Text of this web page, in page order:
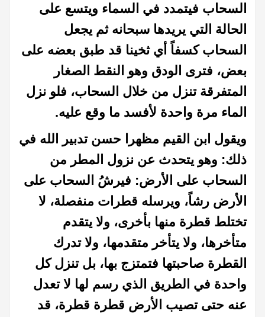
السحاب فيتمدد في السماء ويتسع على
الحالة التي يريدها سبحانه ثم يجعل
السحاب كسفاً أي ثخينا قد طبق بعضه على
بعض، فترى الودق وهو النقط الصغار
المتفرقة تنزل من خلال السحاب، فلو نزل
الماء مرة واحدة لأفسد ما وقع عليه.
ويقول ابن القيم مظهرا حسن تدبير الله في
ذلك: وهو يتحدث عن نزول المطر من
السحاب على الأرض: فيرشُ السحاب على
الأرض رشاً، ويرسله قطرات منفصلة، لا
تختلط قطرة منها بأخرى، ولا يتقدم
متأخرها، ولا يتأخر متقدمها، ولا تدرك
القطرة صاحبتها فتمتزج بها، بل تنزل كل
واحدة في الطريق الذي رسم لها لا تعدل
عنه حتى تصيب الأرض قطرة قطرة، قد